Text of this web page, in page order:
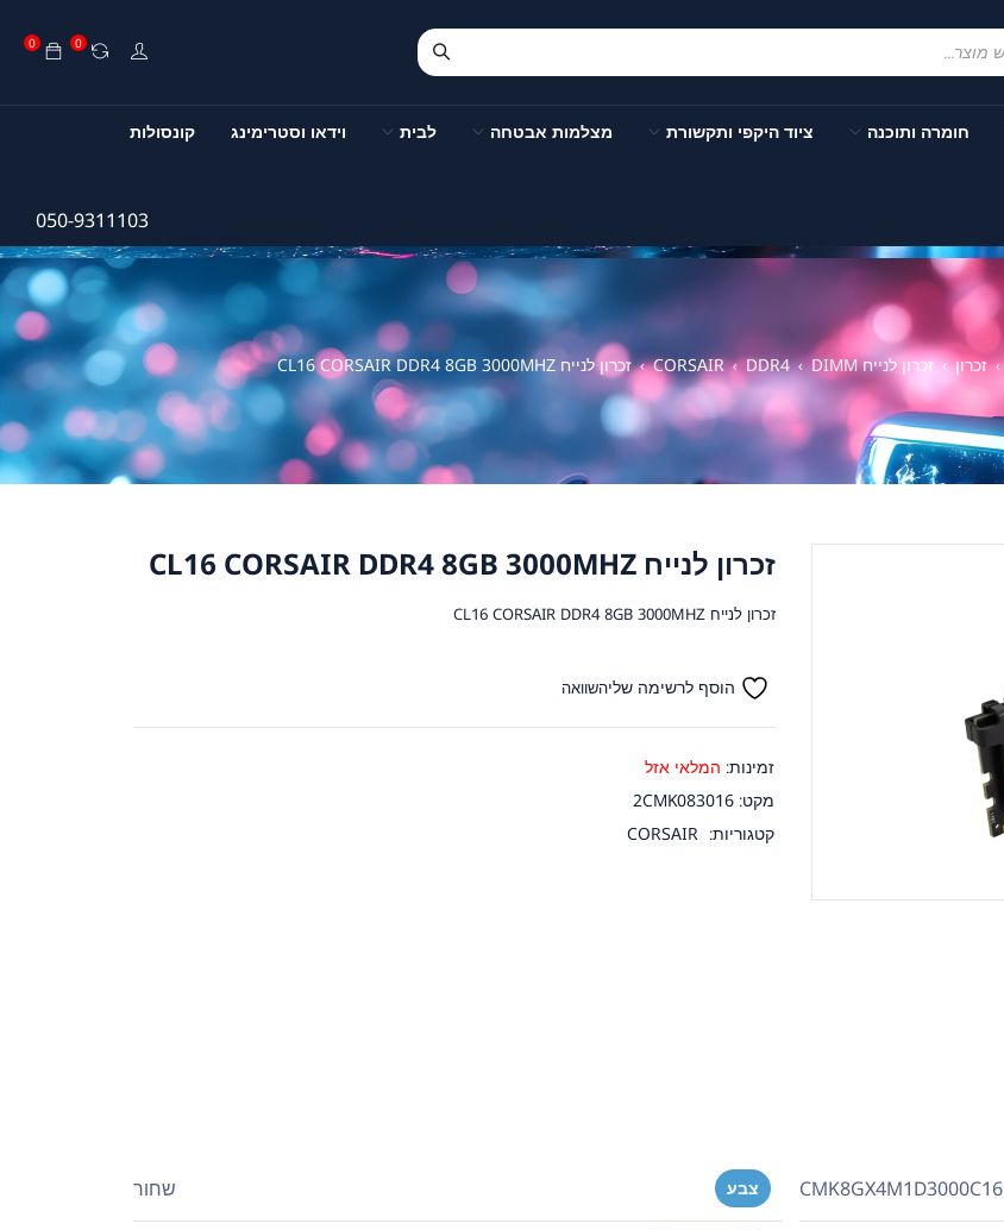
0 0
חומרה ותוכנה ציוד היקפי ותקשורת מצלמות אבטחה לבית וידאו וסטרימינג
קונסולות
050-9311103
› זכרון › זכרון לנייח DIMM ›
DDR4
›
CORSAIR
› זכרון לנייח CL16 CORSAIR DDR4 8GB 3000MHZ
זכרון לנייח CL16 CORSAIR DDR4 8GB 3000MHZ
זכרון לנייח CL16 CORSAIR DDR4 8GB 3000MHZ
הוסף לרשימה שליהשוואה
זמינות: המלאי אזל
מקט: 2CMK083016
קטגוריות: CORSAIR
CMK8GX4M1D3000C16 צבע שחור